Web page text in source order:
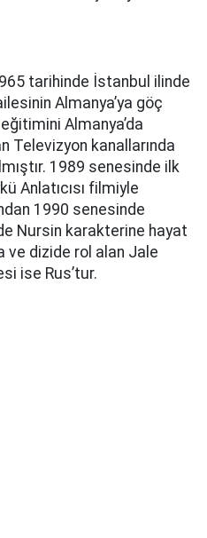
tarihinde İstanbul ilinde
Almanya’ya göç
Almanya’da
Televizyon kanallarında
1989 senesinde ilk
Anlatıcısı filmiyle
1990 senesinde
Nursin karakterine hayat
ve dizide rol alan Jale
ise Rus’tur.